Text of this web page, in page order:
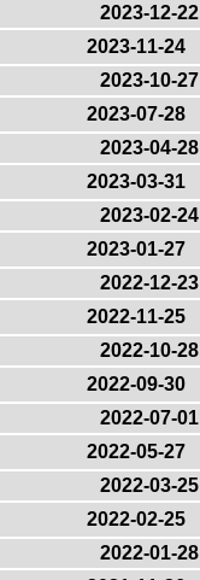
2023-12-22
2023-11-24
2023-10-27
2023-07-28
2023-04-28
2023-03-31
2023-02-24
2023-01-27
2022-12-23
2022-11-25
2022-10-28
2022-09-30
2022-07-01
2022-05-27
2022-03-25
2022-02-25
2022-01-28